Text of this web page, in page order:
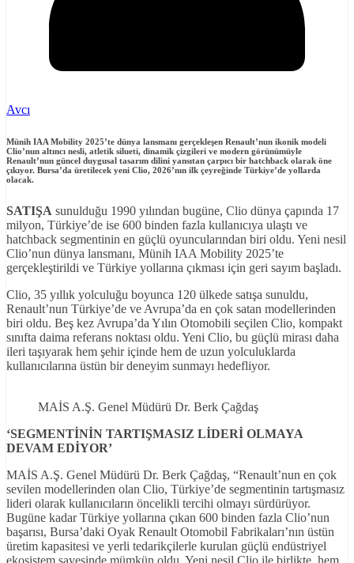
Avcı
Münih IAA Mobility 2025’te dünya lansmanı gerçekleşen Renault’nun ikonik modeli
Clio’nun altıncı nesli, atletik silueti, dinamik çizgileri ve modern görünümüyle
Renault’nun güncel duygusal tasarım dilini yansıtan çarpıcı bir hatchback olarak öne
çıkıyor. Bursa’da üretilecek yeni Clio, 2026’nın ilk çeyreğinde Türkiye’de yollarda
olacak.
SATIŞA sunulduğu 1990 yılından bugüne, Clio dünya çapında 17
milyon, Türkiye’de ise 600 binden fazla kullanıcıya ulaştı ve
hatchback segmentinin en güçlü oyuncularından biri oldu. Yeni nesil
Clio’nun dünya lansmanı, Münih IAA Mobility 2025’te
gerçekleştirildi ve Türkiye yollarına çıkması için geri sayım başladı.
Clio, 35 yıllık yolculuğu boyunca 120 ülkede satışa sunuldu,
Renault’nun Türkiye’de ve Avrupa’da en çok satan modellerinden
biri oldu. Beş kez Avrupa’da Yılın Otomobili seçilen Clio, kompakt
sınıfta daima referans noktası oldu. Yeni Clio, bu güçlü mirası daha
ileri taşıyarak hem şehir içinde hem de uzun yolculuklarda
kullanıcılarına üstün bir deneyim sunmayı hedefliyor.
MAİS A.Ş. Genel Müdürü Dr. Berk Çağdaş
‘SEGMENTİNİN TARTIŞMASIZ LİDERİ OLMAYA
DEVAM EDİYOR’
MAİS A.Ş. Genel Müdürü Dr. Berk Çağdaş, “Renault’nun en çok
sevilen modellerinden olan Clio, Türkiye’de segmentinin tartışmasız
lideri olarak kullanıcıların öncelikli tercihi olmayı sürdürüyor.
Bugüne kadar Türkiye yollarına çıkan 600 binden fazla Clio’nun
başarısı, Bursa’daki Oyak Renault Otomobil Fabrikaları’nın üstün
üretim kapasitesi ve yerli tedarikçilerle kurulan güçlü endüstriyel
ekosistem sayesinde mümkün oldu. Yeni nesil Clio ile birlikte, hem